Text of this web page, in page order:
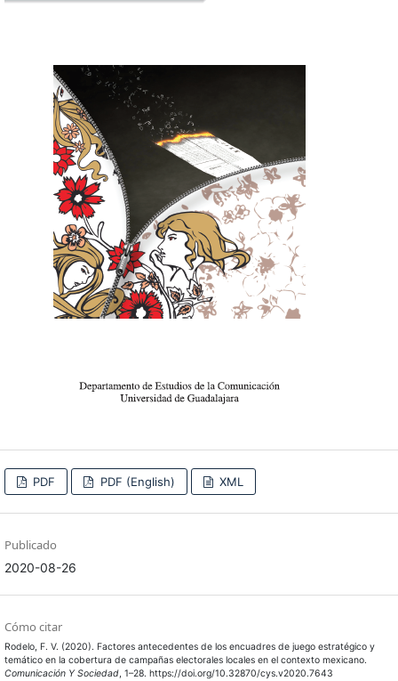
PDF PDF (English) XML
Publicado
2020-08-26
Cómo citar
Rodelo, F. V. (2020). Factores antecedentes de los encuadres de juego estratégico y
temático en la cobertura de campañas electorales locales en el contexto mexicano.
Comunicación Y Sociedad, 1–28. https://doi.org/10.32870/cys.v2020.7643